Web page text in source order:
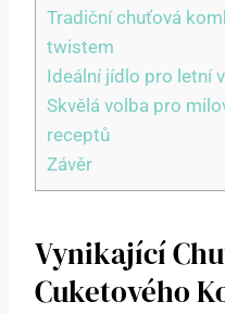
Tradiční chuťová
twistem
Ideální jídlo ⁤pro ⁣letní
Skvělá volba pro‍
receptů
Závěr
Vynikající
Cuketového